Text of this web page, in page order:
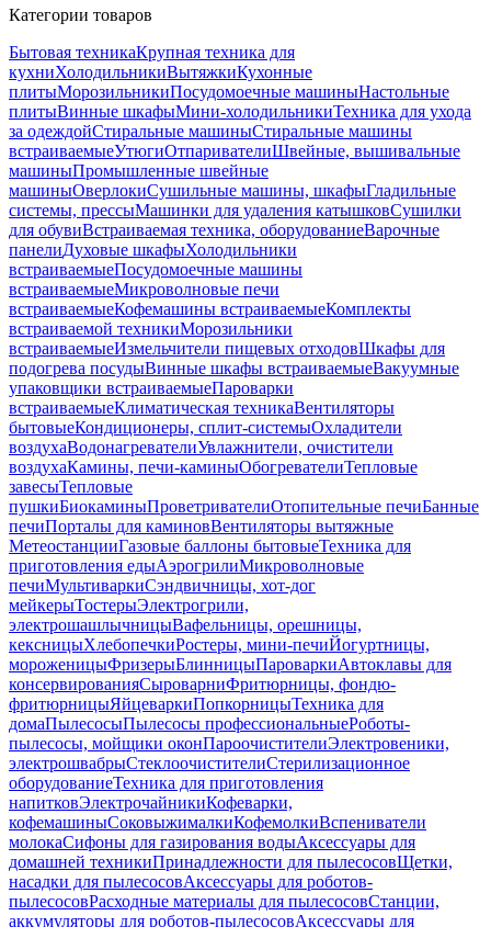
Категории товаров
Бытовая техникаКрупная техника для
кухниХолодильникиВытяжкиКухонные
плитыМорозильникиПосудомоечные машиныНастольные
плитыВинные шкафыМини-холодильникиТехника для ухода
за одеждойСтиральные машиныСтиральные машины
встраиваемыеУтюгиОтпаривателиШвейные, вышивальные
машиныПромышленные швейные
машиныОверлокиСушильные машины, шкафыГладильные
системы, прессыМашинки для удаления катышковСушилки
для обувиВстраиваемая техника, оборудованиеВарочные
панелиДуховые шкафыХолодильники
встраиваемыеПосудомоечные машины
встраиваемыеМикроволновые печи
встраиваемыеКофемашины встраиваемыеКомплекты
встраиваемой техникиМорозильники
встраиваемыеИзмельчители пищевых отходовШкафы для
подогрева посудыВинные шкафы встраиваемыеВакуумные
упаковщики встраиваемыеПароварки
встраиваемыеКлиматическая техникаВентиляторы
бытовыеКондиционеры, сплит-системыОхладители
воздухаВодонагревателиУвлажнители, очистители
воздухаКамины, печи-каминыОбогревателиТепловые
завесыТепловые
пушкиБиокаминыПроветривателиОтопительные печиБанные
печиПорталы для каминовВентиляторы вытяжные
МетеостанцииГазовые баллоны бытовыеТехника для
приготовления едыАэрогрилиМикроволновые
печиМультиваркиСэндвичницы, хот-дог
мейкерыТостерыЭлектрогрили,
электрошашлычницыВафельницы, орешницы,
кексницыХлебопечкиРостеры, мини-печиЙогуртницы,
мороженицыФризерыБлинницыПароваркиАвтоклавы для
консервированияСыроварниФритюрницы, фондю-
фритюрницыЯйцеваркиПопкорницыТехника для
домаПылесосыПылесосы профессиональныеРоботы-
пылесосы, мойщики оконПароочистителиЭлектровеники,
электрошвабрыСтеклоочистителиСтерилизационное
оборудованиеТехника для приготовления
напитковЭлектрочайникиКофеварки,
кофемашиныСоковыжималкиКофемолкиВспениватели
молокаСифоны для газирования водыАксессуары для
домашней техникиПринадлежности для пылесосовЩетки,
насадки для пылесосовАксессуары для роботов-
пылесосовРасходные материалы для пылесосовСтанции,
аккумуляторы для роботов-пылесосовАксессуары для